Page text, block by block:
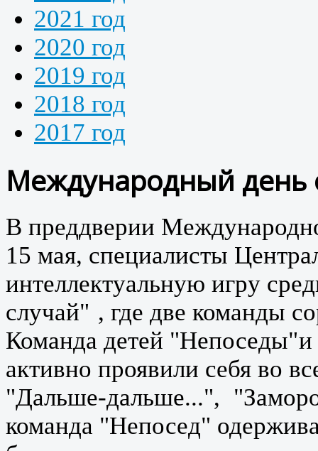
2021 год
2020 год
2019 год
2018 год
2017 год
Международный день
В преддверии
15 мая, специалисты
интеллектуальную игру
случай" , где две команды
Команда детей "Непоседы"и
активно проявили себя во
"Дальше-дальше...",
команда "Непосед"